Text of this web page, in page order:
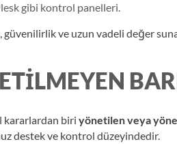
gibi kontrol panelleri.
ve uzun vadeli değer
kararlardan biri yönetilen veya
destek ve kontrol düzeyindedir.